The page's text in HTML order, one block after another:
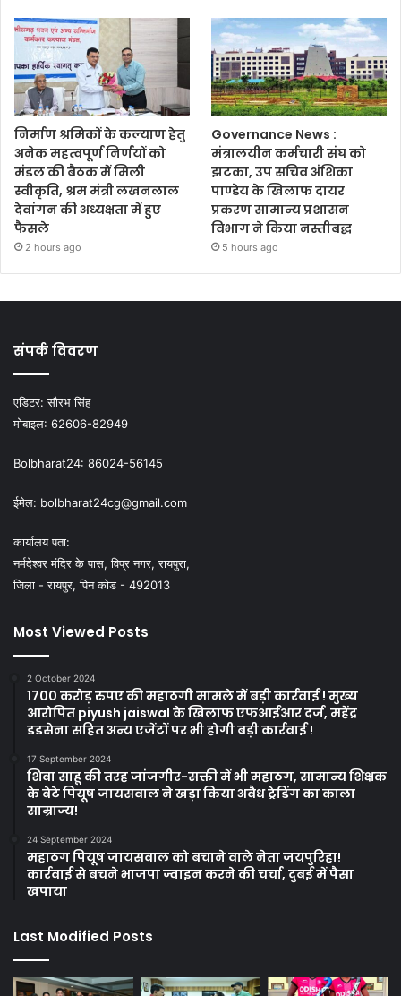
निर्माण श्रमिकों के कल्याण हेतु
अनेक महत्वपूर्ण निर्णयों को
मंडल की बैठक में मिली
स्वीकृति, श्रम मंत्री लखनलाल
देवांगन की अध्यक्षता में हुए
फैसले
2 hours ago
Governance News :
मंत्रालयीन कर्मचारी संघ को
झटका, उप सचिव अंशिका
पाण्डेय के खिलाफ दायर
प्रकरण सामान्य प्रशासन
विभाग ने किया नस्तीबद्ध
5 hours ago
संपर्क विवरण
एडिटर:सौरभ सिंह
मोबाइल: 62606-82949
Bolbharat24: 86024-56145
ईमेल: bolbharat24cg@gmail.com
कार्यालय पता:
नर्मदेश्वर मंदिर के पास, विप्र नगर, रायपुरा,
जिला - रायपुर, पिन कोड - 492013
Most Viewed Posts
2 October 2024
1700 करोड़ रुपए की महाठगी मामले में बड़ी कार्रवाई ! मुख्य
आरोपित piyush jaiswal के खिलाफ एफआईआर दर्ज, महेंद्र
डडसेना सहित अन्य एजेंटों पर भी होगी बड़ी कार्रवाई !
17 September 2024
शिवा साहू की तरह जांजगीर-सक्ती में भी महाठग, सामान्य शिक्षक
के बेटे पियूष जायसवाल ने खड़ा किया अवैध ट्रेडिंग का काला
साम्राज्य!
24 September 2024
महाठग पियूष जायसवाल को बचाने वाले नेता जयपुरिहा!
कार्रवाई से बचने भाजपा ज्वाइन करने की चर्चा, दुबई में पैसा
खपाया
Last Modified Posts